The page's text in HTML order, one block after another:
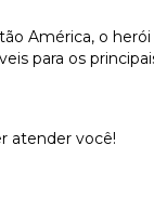
América, o
para os
atender você!